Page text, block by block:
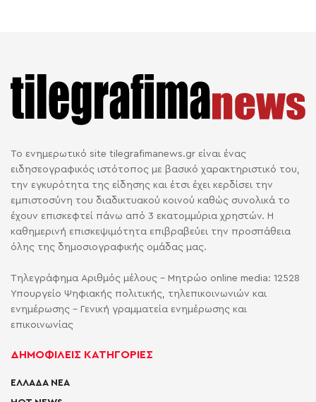
Το ενημερωτικό site tilegrafimanews.gr είναι ένας
ειδησεογραφικός ιστότοπος με βασικό χαρακτηριστικό του,
την εγκυρότητα της είδησης και έτσι έχει κερδίσει την
εμπιστοσύνη του διαδικτυακού κοινού καθώς συνολικά το
έχουν επισκεφτεί πάνω από 3 εκατομμύρια χρηστών. Η
καθημερινή επισκεψιμότητα επιβραβεύει την προσπάθεια
όλης της δημοσιογραφικής ομάδας μας.
Τηλεγράφημα Αριθμός μέλους - Μητρώο online media: 12528
Υπουργείο Ψηφιακής πολιτικής, τηλεπικοινωνιών και
ενημέρωσης - Γενική γραμματεία ενημέρωσης και
επικοινωνίας
ΔΗΜΟΦΙΛΕΙΣ ΚΑΤΗΓΟΡΙΕΣ
ΕΛΛΑΔΑ ΝΕΑ